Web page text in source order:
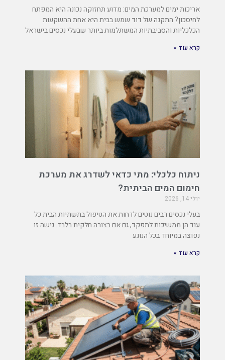
אריכות ימים למערכת המים: מדוע תחזוקה נכונה היא המפתח
לחיסכון? התקנה של דוד שמש בבית היא אחת ההשקעות
הכלכליות והסביבתיות המשתלמות ביותר שבעלי נכסים בישראל
קרא עוד »
ניתוח כלכלי: מתי כדאי לשדרג את מערכת
חימום המים הביתית?
יולי 14, 2026
בעלי נכסים רבים נוטים לדחות את הטיפול בתשתיות הבית כל
עוד הן ממשיכות לתפקד, גם אם בצורה חלקית בלבד. גישה זו
נפוצה במיוחד בכל הנוגע
קרא עוד »